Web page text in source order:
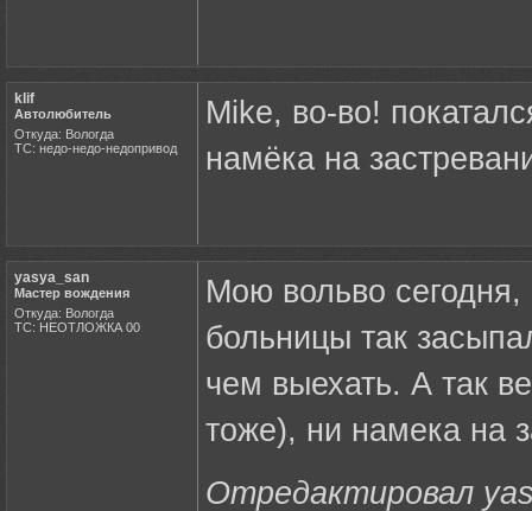
klif
Автолюбитель
Откуда: Вологда
ТС: недо-недо-недопривод
Mike, во-во!
намёка на
yasya_san
Мастер вождения
Откуда: Вологда
ТС: НЕОТЛОЖКА 00
Мою вольво сегодня,
больницы так
чем выехать. А так
тоже), ни намека на
Отредактировал